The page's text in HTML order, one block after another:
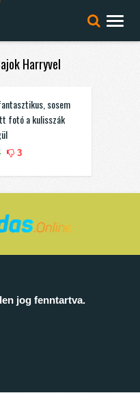
Harryvel
sosem
fotó a kulisszák
3
jog fenntartva.